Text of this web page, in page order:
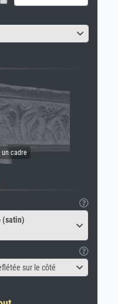
(satin)
sur le côté